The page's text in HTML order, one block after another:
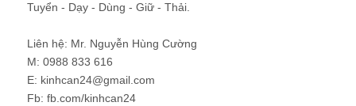
Tuyển - Dạy - Dùng - Giữ - Thải.
Liên hệ: Mr. Nguyễn Hùng Cường
M: 0988 833 616
E: kinhcan24@gmail.com
Fb: fb.com/kinhcan24